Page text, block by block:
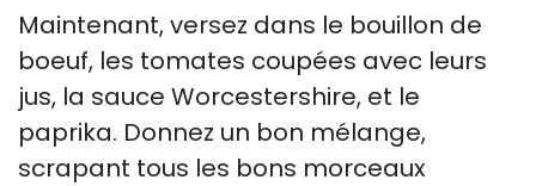
Maintenant, versez dans le bouillon de
boeuf, les tomates coupées avec leurs
jus, la sauce Worcestershire, et le
paprika. Donnez un bon mélange,
scrapant tous les bons morceaux